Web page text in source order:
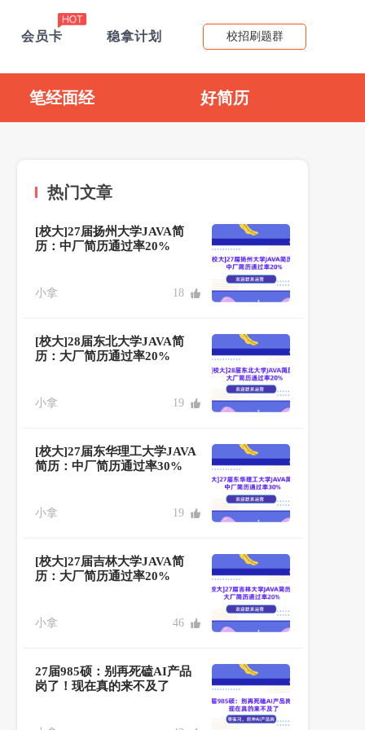
会员卡 稳拿计划 校招刷题群
笔经面经 好简历
热门文章
[校大]27届扬州大学JAVA简
历：中厂简历通过率20%
小拿 18
[校大]28届东北大学JAVA简
历：大厂简历通过率20%
小拿 19
[校大]27届东华理工大学JAVA
简历：中厂简历通过率30%
小拿 19
[校大]27届吉林大学JAVA简
历：大厂简历通过率20%
小拿 46
27届985硕：别再死磕AI产品
岗了！现在真的来不及了